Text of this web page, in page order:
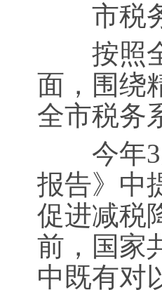
市税务
按照全
面，围绕
全市税务
今年3
报告》中
促进减税
前，国家
中既有对